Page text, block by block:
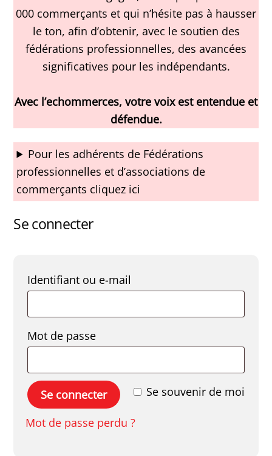
000 commerçants et qui n’hésite pas à hausser
le ton, afin d’obtenir, avec le soutien des
fédérations professionnelles, des avancées
significatives pour les indépendants.
Avec l’echommerces, votre voix est entendue et
défendue.
Pour les adhérents de Fédérations
professionnelles et d’associations de
commerçants cliquez ici
Se connecter
Identifiant ou e-mail
Mot de passe
Se souvenir de moi
Se connecter
Mot de passe perdu ?